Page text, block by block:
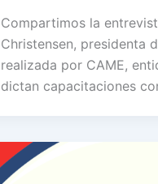
Compartimos la
Christensen, presidenta
realizada por CAME,
dictan capacitaciones